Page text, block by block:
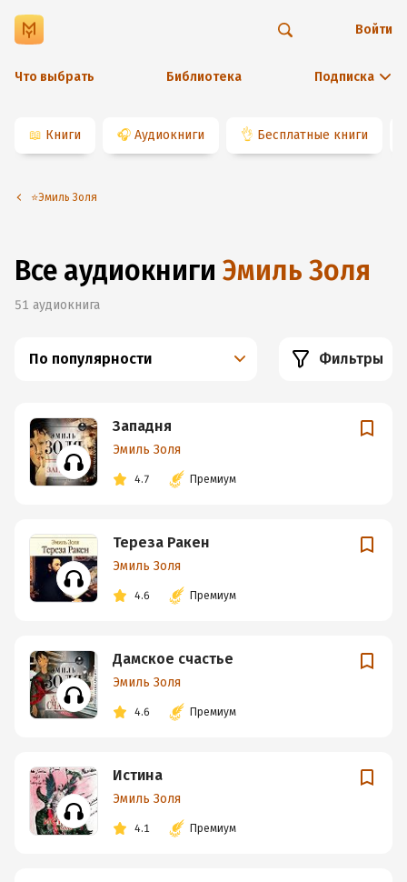
Что выбрать Библиотека Подписка
Войти
📖 Книги 🎧 Аудиокниги 👌 Бесплатные книги
⭐️Эмиль Золя
Все аудиокниги Эмиль Золя
51 аудиокнига
По популярности Фильтры
Западня
Эмиль Золя
4.7 Премиум
Тереза Ракен
Эмиль Золя
4.6 Премиум
Дамское счастье
Эмиль Золя
4.6 Премиум
Истина
Эмиль Золя
4.1 Премиум